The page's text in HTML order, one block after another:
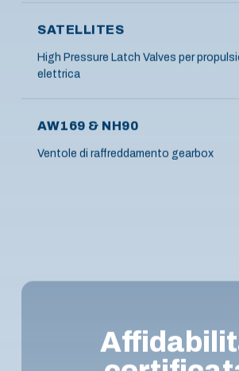
SATELLITES
High Pressure Latch Valves per
elettrica
AW169 & NH90
Ventole di raffreddamento gearbox